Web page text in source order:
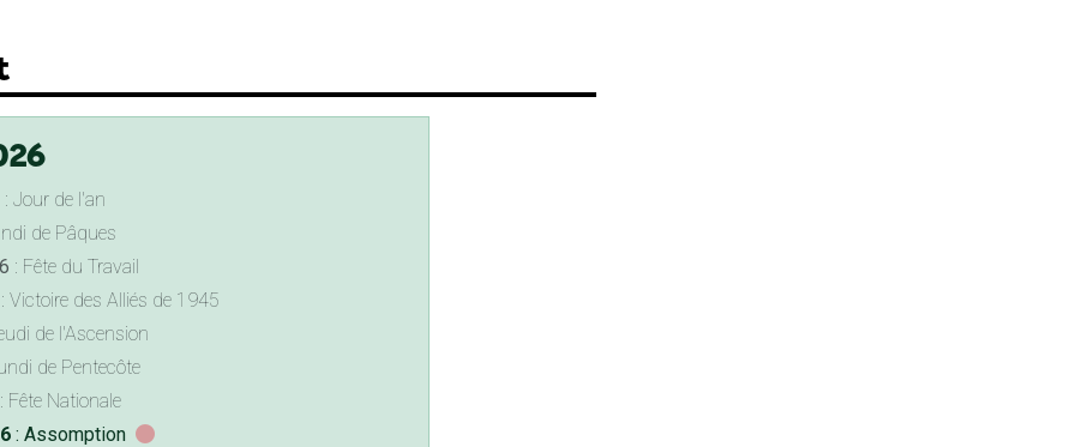
: Jour de l'an
de Pâques
: Fête du Travail
Victoire des Alliés de 1945
de l'Ascension
de Pentecôte
Fête Nationale
: Assomption